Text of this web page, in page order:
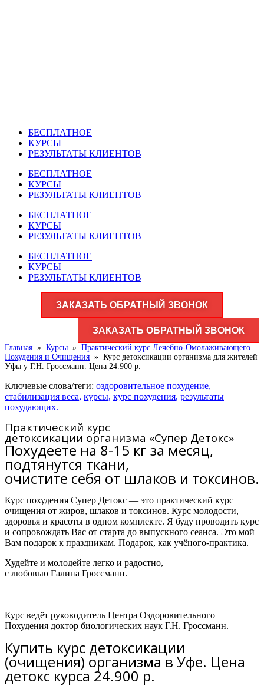
БЕСПЛАТНОЕ
КУРСЫ
РЕЗУЛЬТАТЫ КЛИЕНТОВ
БЕСПЛАТНОЕ
КУРСЫ
РЕЗУЛЬТАТЫ КЛИЕНТОВ
БЕСПЛАТНОЕ
КУРСЫ
РЕЗУЛЬТАТЫ КЛИЕНТОВ
БЕСПЛАТНОЕ
КУРСЫ
РЕЗУЛЬТАТЫ КЛИЕНТОВ
ЗАКАЗАТЬ ОБРАТНЫЙ ЗВОНОК
ЗАКАЗАТЬ ОБРАТНЫЙ ЗВОНОК
Главная » Курсы » Практический курс Лечебно-Омолаживающего
Похудения и Очищения » Курс детоксикации организма для жителей
Уфы у Г.Н. Гроссманн. Цена 24.900 р.
Ключевые слова/теги: оздоровительное похудение,
стабилизация веса, курсы, курс похудения, результаты
похудающих.
Практический курс
детоксикации организма «Супер Детокс»
Похудеете на 8-15 кг за месяц,
подтянутся ткани,
очистите себя от шлаков и токсинов.
Курс похудения Супер Детокс — это практический курс
очищения от жиров, шлаков и токсинов. Курс молодости,
здоровья и красоты в одном комплекте. Я буду проводить курс
и сопровождать Вас от старта до выпускного сеанса. Это мой
Вам подарок к праздникам. Подарок, как учёного-практика.
Худейте и молодейте легко и радостно,
с любовью Галина Гроссманн.
Курс ведёт руководитель Центра Оздоровительного
Похудения доктор биологических наук Г.Н. Гроссманн.
Купить курс детоксикации
(очищения) организма в Уфе. Цена
детокс курса 24.900 р.